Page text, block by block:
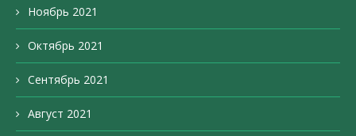
Ноябрь 2021
Октябрь 2021
Сентябрь 2021
Август 2021